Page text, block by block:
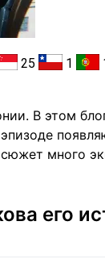
25 1
В этом
много
его